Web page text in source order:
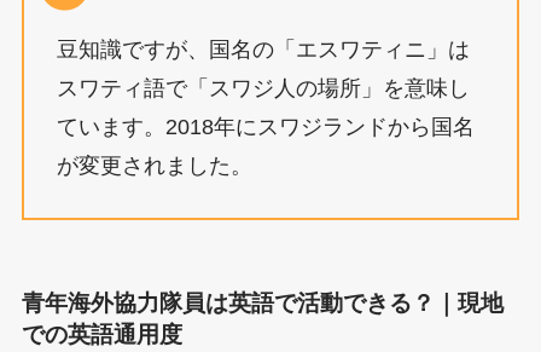
豆知識ですが、国名の「エスワティニ」は
スワティ語で「スワジ人の場所」を意味し
ています。2018年にスワジランドから国名
が変更されました。
青年海外協力隊員は英語で活動できる？｜現地
での英語通用度